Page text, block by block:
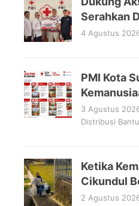
Serahkan
4 Agustus
PMI Kota
3 Agustus
Distribusi
Ketika
Cikundul
2 Agustus